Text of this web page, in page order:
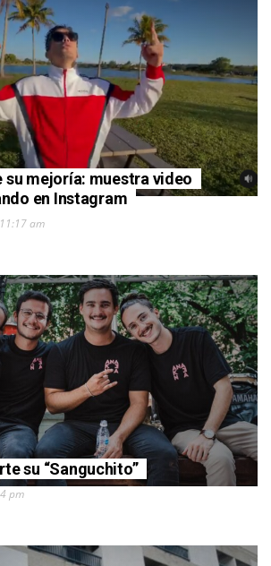
su mejoría: muestra video
en Instagram
am
su “Sanguchito”
pm